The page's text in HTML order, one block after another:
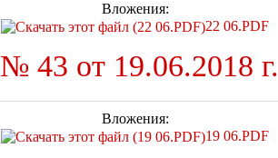
Вложения:
22 06.PDF
№ 43 от 19.06.2018 г.
Вложения:
19 06.PDF